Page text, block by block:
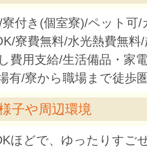
付き(個室寮)/ペット可/
寮費無料/水光熱費無料
費用支給/生活備品・家
有/寮から職場まで徒歩
子や周辺環境
ほどで、ゆったりすご